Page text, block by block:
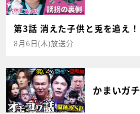
第3話 消えた子供と兎を追え！
8月6日(木)放送分
かまいガチ